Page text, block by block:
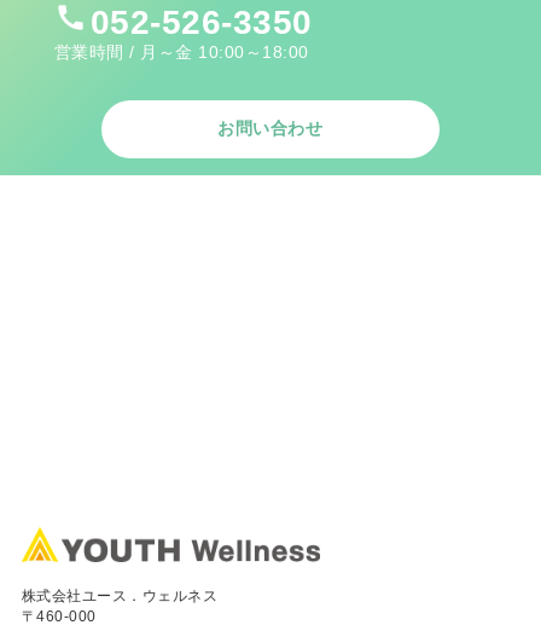
call 052-526-3350
営業時間 / 月～金 10:00～18:00
お問い合わせ
株式会社ユース．ウェルネス
〒460-000